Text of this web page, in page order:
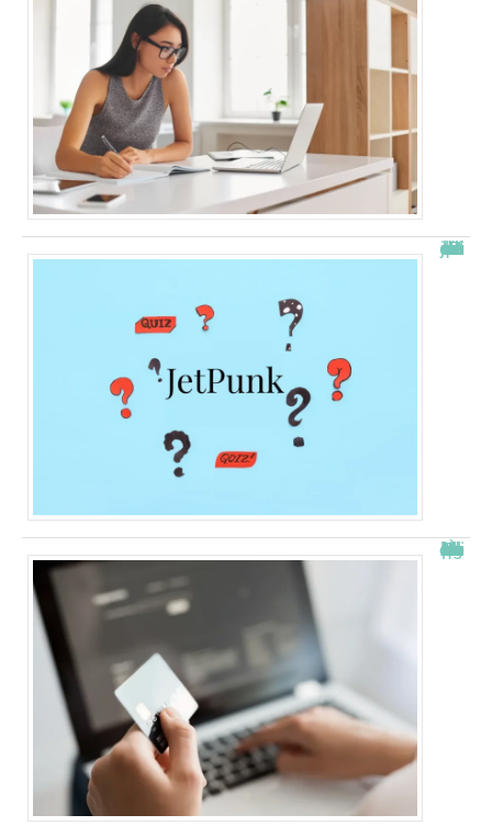
JetPunk : le meilleur site de quiz et de jeux !
À quelle heure les virements bancaires passent Crédit Agricole ?